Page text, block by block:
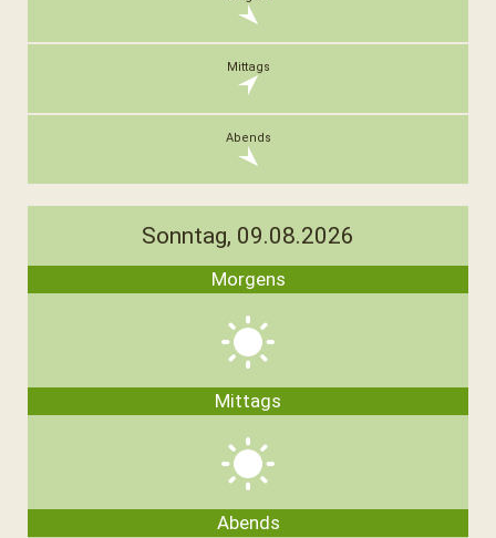
Sonntag, 09.08.2026
Morgens
Mittags
Abends